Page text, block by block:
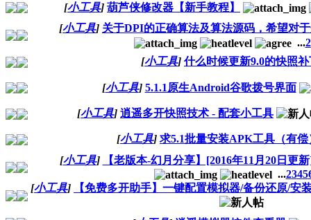
[小工具] 葫芦侠修改器【新手教程】
[小工具] 关于DPI的正确算法及算法源码，希望对
...2
[小工具] 什么时候更新9.0的快照
[小工具] 5.1.1原生Android谷歌拨号界面
[小工具] 逍遥多开快照技术 - 配套小工具
[小工具] 求5.1批量安装APK工具（有偿
[小工具]
【老版本-幻月分享】[2016年11月20日更
...2345
[小工具] 【免费多开助手】一键配置模拟器/备份还原/安